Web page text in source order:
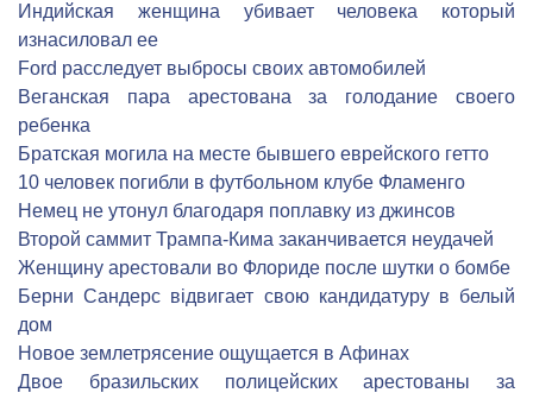
Индийская женщина убивает человека который
изнасиловал ее
Ford расследует выбросы своих автомобилей
Веганская пара арестована за голодание своего
ребенка
Братская могила на месте бывшего еврейского гетто
10 человек погибли в футбольном клубе Фламенго
Немец не утонул благодаря поплавку из джинсов
Второй саммит Трампа-Кима заканчивается неудачей
Женщину арестовали во Флориде после шутки о бомбе
Берни Сандерс відвигает свою кандидатуру в белый
дом
Новое землетрясение ощущается в Афинах
Двое бразильских полицейских арестованы за